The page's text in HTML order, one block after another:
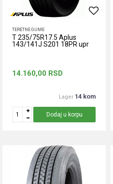
TERETNE GUME
T 235/75R17.5 Aplus
143/141J S201 18PR upr
14.160,00 RSD
Lager 14 kom
Dodaj u korpu